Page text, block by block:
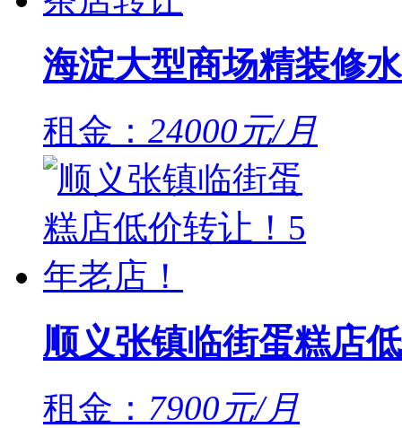
海淀大型商场精装修
租金： 24000元/月
顺义张镇临街蛋糕店
租金： 7900元/月